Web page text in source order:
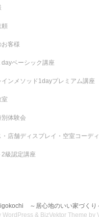
頼
お客様
ベーシック講座
インメソッド1dayプレミアム講座
室
体験会
店舗ディスプレイ・空室コーデ
2級認定講座
igokochi ～居心地のいい家づくり
WordPress & BizVektor Theme by